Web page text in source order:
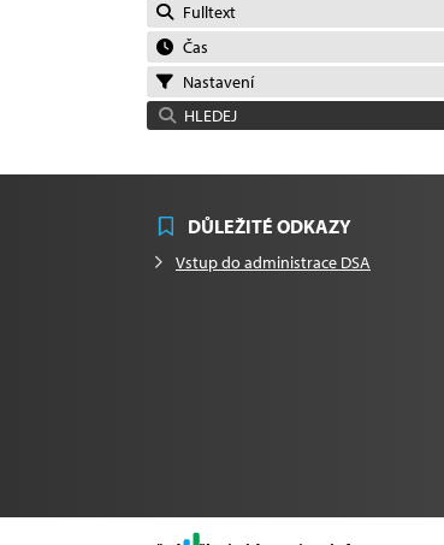
Fulltext
Čas
Nastavení
HLEDEJ
DŮLEŽITÉ ODKAZY
Vstup do administrace DSA